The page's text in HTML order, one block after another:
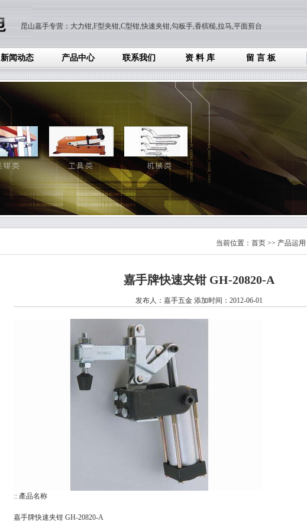
昆山嘉手专营：大力钳,F型夹钳,C型钳,快速夹钳,勾板手,香槟槌,拉马,平面剪台
新闻动态 产品中心 联系我们 资 料 库 留 言 板
当前位置： 首页>> 产品运用
嘉手牌快速夹钳 GH-20820-A
发布人：嘉手五金 添加时间：2012-06-01
:: 產品名称
嘉手牌快速夹钳 GH-20820-A